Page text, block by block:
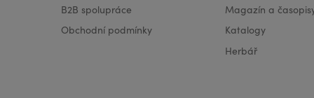
B2B spolupráce
Obchodní podmínky
Magazín a
Katalogy
Herbář